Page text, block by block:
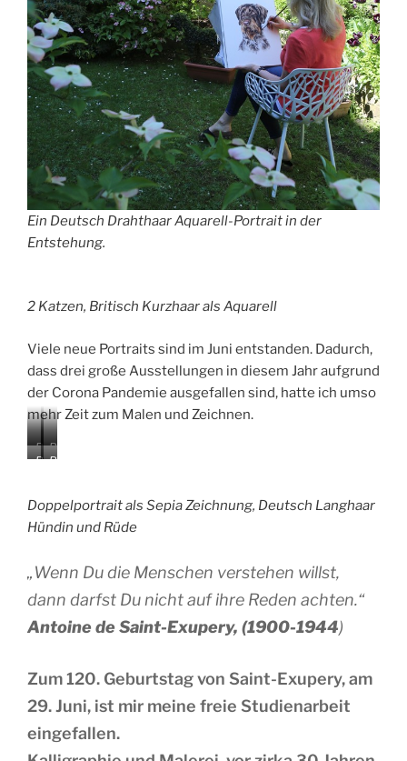
Ein Deutsch Drahthaar Aquarell-Portrait in der
Entstehung.
2 Katzen, Britisch Kurzhaar als Aquarell
Viele neue Portraits sind im Juni entstanden. Dadurch,
dass drei große Ausstellungen in diesem Jahr aufgrund
der Corona Pandemie ausgefallen sind, hatte ich umso
mehr Zeit zum Malen und Zeichnen.
P
o
t
a
t
o
h
l
z
e
i
h
n
P
o
r
a
t
o
h
l
e
h
n
P
t
r
i
t
A
u
e
l
F
j
P
r
d
p
o
r
r
t
u
a
Doppelportrait als Sepia Zeichnung, Deutsch Langhaar
Hündin und Rüde
„Wenn Du die Menschen verstehen willst,
dann darfst Du nicht auf ihre Reden achten.“
Antoine de Saint-Exupery, (1900-1944)
Zum 120. Geburtstag von Saint-Exupery, am
29. Juni, ist mir meine freie Studienarbeit
eingefallen.